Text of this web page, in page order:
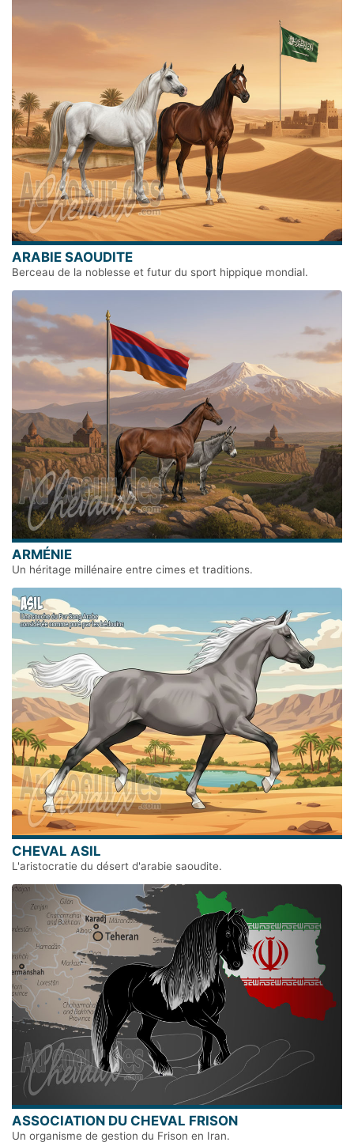
ARABIE SAOUDITE
Berceau de la noblesse et futur du sport hippique mondial.
ARMÉNIE
Un héritage millénaire entre cimes et traditions.
CHEVAL ASIL
L'aristocratie du désert d'arabie saoudite.
ASSOCIATION DU CHEVAL FRISON
Un organisme de gestion du Frison en Iran.